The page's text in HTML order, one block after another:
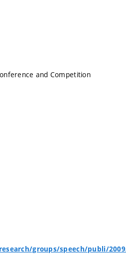
and Competition
groups/speech/publi/